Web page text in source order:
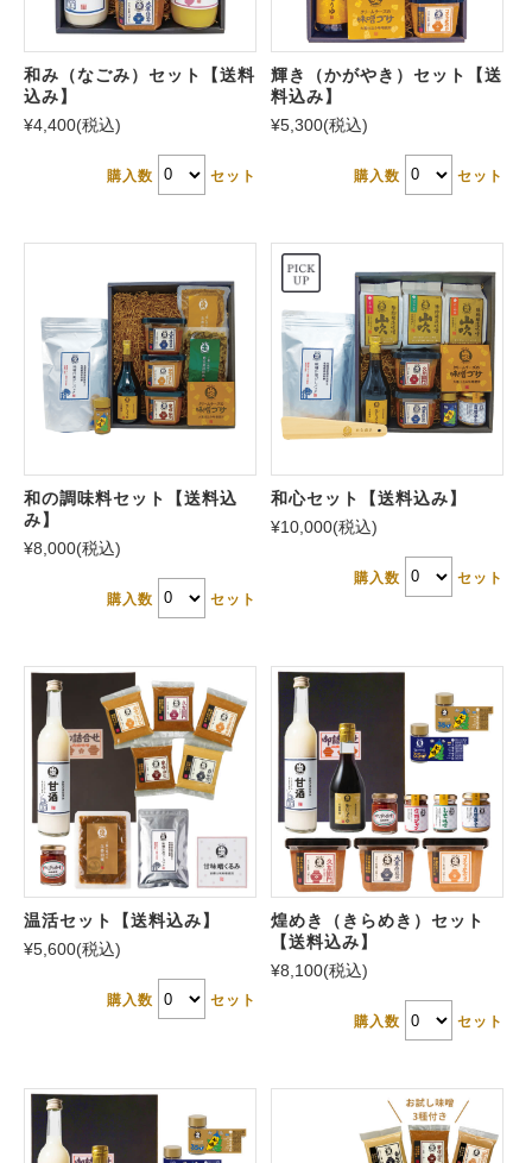
和み（なごみ）セット【送料
込み】
¥4,400(税込)
購入数 セット
輝き（かがやき）セット【送
料込み】
¥5,300(税込)
購入数 セット
和の調味料セット【送料込
み】
¥8,000(税込)
購入数 セット
和心セット【送料込み】
¥10,000(税込)
購入数 セット
温活セット【送料込み】
¥5,600(税込)
購入数 セット
煌めき（きらめき）セット
【送料込み】
¥8,100(税込)
購入数 セット